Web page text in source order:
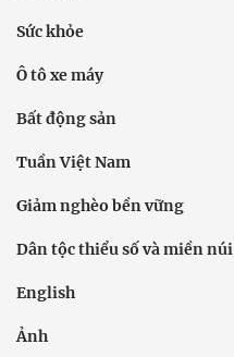
Sức khỏe
Ô tô xe máy
Bất động sản
Tuần Việt Nam
Giảm nghèo bền vững
Dân tộc thiểu số và miền núi
English
Ảnh